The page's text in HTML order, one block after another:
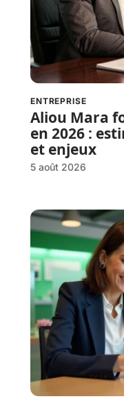
ENTREPRISE
Aliou Mara
en 2026 :
et enjeux
5 août 2026